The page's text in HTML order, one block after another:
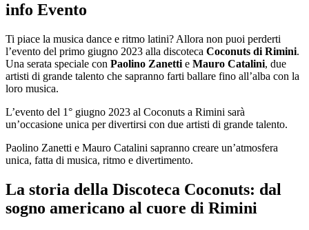
info Evento
Ti piace la musica dance e ritmo latini? Allora non puoi perderti
l’evento del primo giugno 2023 alla discoteca Coconuts di Rimini.
Una serata speciale con Paolino Zanetti e Mauro Catalini, due
artisti di grande talento che sapranno farti ballare fino all’alba con la
loro musica.
L’evento del 1° giugno 2023 al Coconuts a Rimini sarà
un’occasione unica per divertirsi con due artisti di grande talento.
Paolino Zanetti e Mauro Catalini sapranno creare un’atmosfera
unica, fatta di musica, ritmo e divertimento.
La storia della Discoteca Coconuts: dal
sogno americano al cuore di Rimini